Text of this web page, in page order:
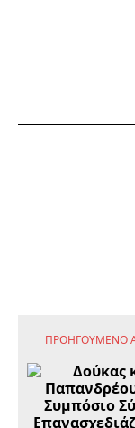
ΠΡΟΗΓΟΎΜΕΝΟ